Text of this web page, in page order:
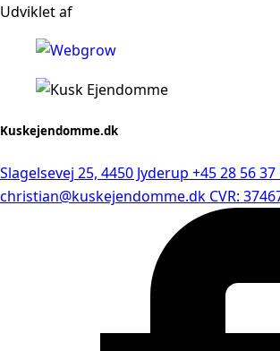
Udviklet af
Kuskejendomme.dk
Slagelsevej 25, 4450 Jyderup +45 28 56 37
christian@kuskejendomme.dk CVR: